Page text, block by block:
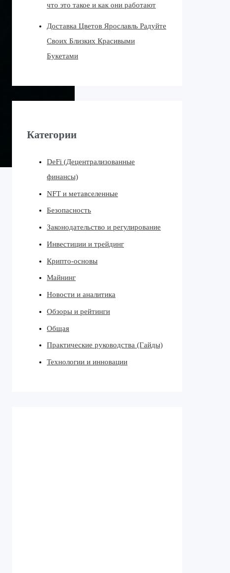
что это такое и как они работают
Доставка Цветов Ярославль Радуйте
Своих Близких Красивыми
Букетами
Категории
DeFi (Децентрализованные
финансы)
NFT и метавселенные
Безопасность
Законодательство и регулирование
Инвестиции и трейдинг
Крипто-основы
Майнинг
Новости и аналитика
Обзоры и рейтинги
Общая
Практические руководства (Гайды)
Технологии и инновации